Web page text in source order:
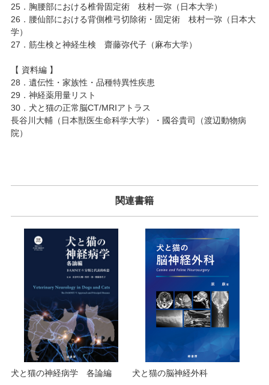
25．胸腰部における椎骨固定術 枝村一弥（日本大学）
26．腰仙部における背側椎弓切除術・固定術 枝村一弥（日本大
学）
27．筋生検と神経生検 齋藤弥代子（麻布大学）
【 資料編 】
28．遺伝性・家族性・品種特異性疾患
29．神経薬用量リスト
30．犬と猫の正常脳CT/MRIアトラス
長谷川大輔（日本獣医生命科学大学）・國谷貴司（渡辺動物病
院）
関連書籍
犬と猫の神経病学 各論編 犬と猫の脳神経外科